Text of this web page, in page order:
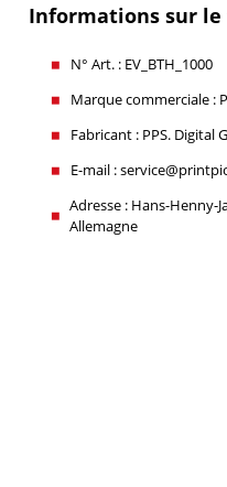
Informations sur
N° Art. : EV_BTH_1000
Marque commerciale :
Fabricant : PPS. Digital
E-mail :
Adresse : Hans-Henny-
Allemagne